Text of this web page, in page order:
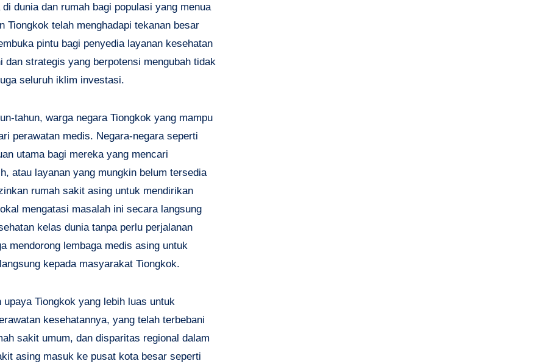
dunia dan rumah bagi populasi yang menua
Tiongkok telah menghadapi tekanan besar
pintu bagi penyedia layanan kesehatan
strategis yang berpotensi mengubah tidak
seluruh iklim investasi.
tahun, warga negara Tiongkok yang mampu
perawatan medis. Negara-negara seperti
utama bagi mereka yang mencari
atau layanan yang mungkin belum tersedia
rumah sakit asing untuk mendirikan
mengatasi masalah ini secara langsung
kelas dunia tanpa perlu perjalanan
mendorong lembaga medis asing untuk
kepada masyarakat Tiongkok.
Tiongkok yang lebih luas untuk
kesehatannya, yang telah terbebani
sakit umum, dan disparitas regional dalam
asing masuk ke pusat kota besar seperti